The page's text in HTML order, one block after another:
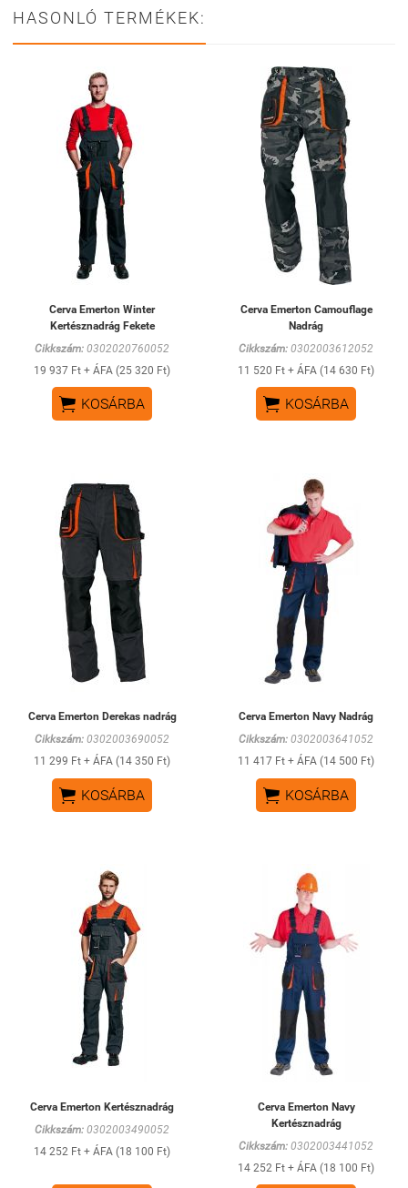
HASONLÓ TERMÉKEK:
Cerva Emerton Winter
Kertésznadrág Fekete
Cikkszám: 0302020760052
19 937 Ft + ÁFA (25 320 Ft)
 KOSÁRBA
Cerva Emerton Camouflage
Nadrág
Cikkszám: 0302003612052
11 520 Ft + ÁFA (14 630 Ft)
 KOSÁRBA
Cerva Emerton Derekas nadrág
Cikkszám: 0302003690052
11 299 Ft + ÁFA (14 350 Ft)
 KOSÁRBA
Cerva Emerton Navy Nadrág
Cikkszám: 0302003641052
11 417 Ft + ÁFA (14 500 Ft)
 KOSÁRBA
Cerva Emerton Kertésznadrág
Cikkszám: 0302003490052
14 252 Ft + ÁFA (18 100 Ft)
Cerva Emerton Navy
Kertésznadrág
Cikkszám: 0302003441052
14 252 Ft + ÁFA (18 100 Ft)